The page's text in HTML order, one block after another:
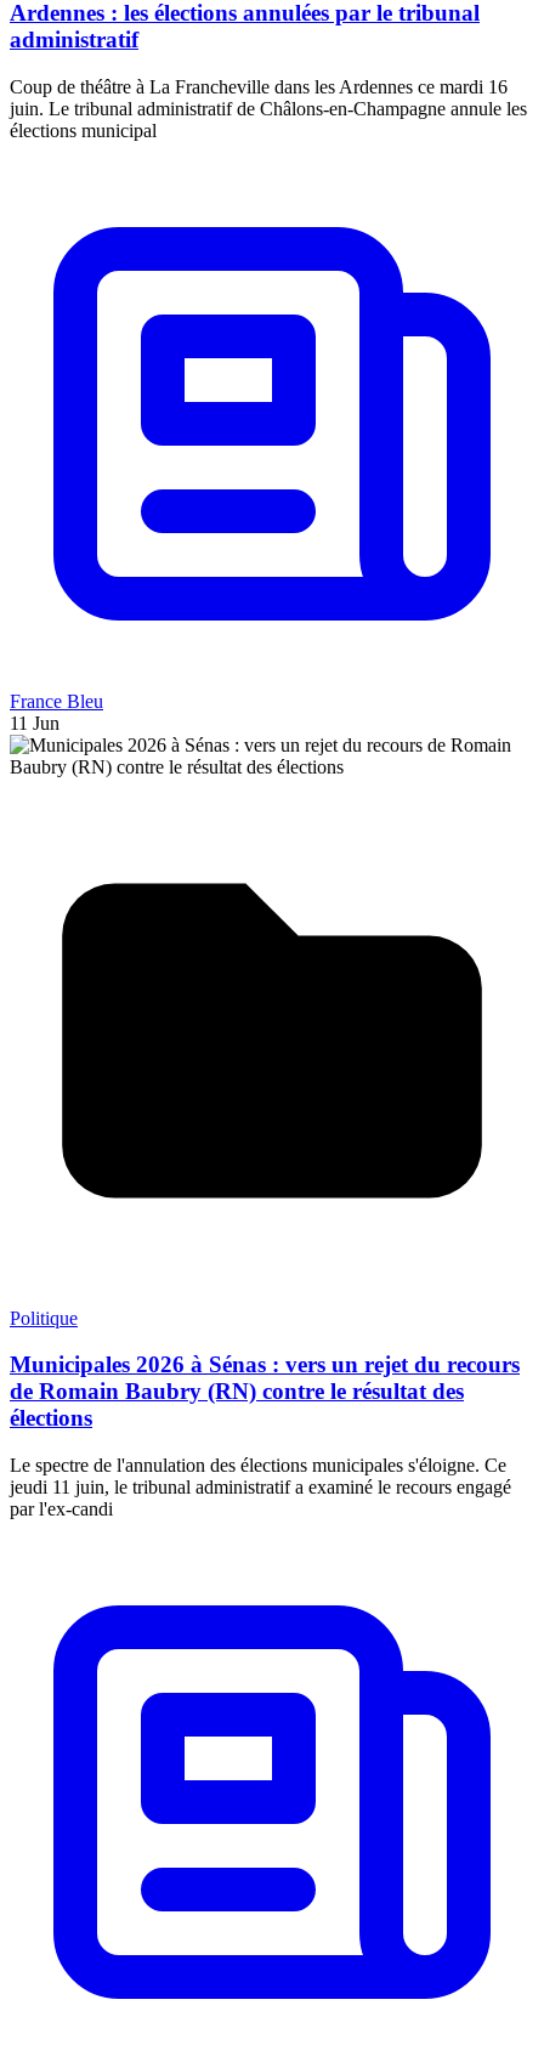
Ardennes : les élections annulées par le tribunal
administratif
Coup de théâtre à La Francheville dans les Ardennes ce mardi 16
juin. Le tribunal administratif de Châlons-en-Champagne annule les
élections municipal
France Bleu
11 Jun
Politique
Municipales 2026 à Sénas : vers un rejet du recours
de Romain Baubry (RN) contre le résultat des
élections
Le spectre de l'annulation des élections municipales s'éloigne. Ce
jeudi 11 juin, le tribunal administratif a examiné le recours engagé
par l'ex-candi